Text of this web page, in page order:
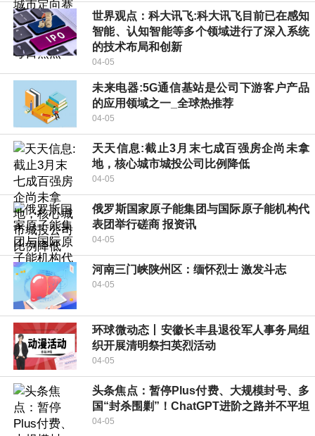
世界观点：科大讯飞:科大讯飞目前已在感知
智能、认知智能等多个领域进行了深入系统
的技术布局和创新
04-05
未来电器:5G通信基站是公司下游客户产品
的应用领域之一_全球热推荐
04-05
天天信息:截止3月末七成百强房企尚未拿
地，核心城市城投公司比例降低
04-05
俄罗斯国家原子能集团与国际原子能机构代
表团举行磋商 报资讯
04-05
河南三门峡陕州区：缅怀烈士 激发斗志
04-05
环球微动态丨安徽长丰县退役军人事务局组
织开展清明祭扫英烈活动
04-05
头条焦点：暂停Plus付费、大规模封号、多
国“封杀围剿”！ChatGPT进阶之路并不平坦
04-05